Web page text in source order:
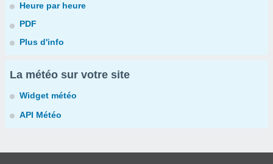
Heure par heure
PDF
Plus d'info
La météo sur votre site
Widget météo
API Météo